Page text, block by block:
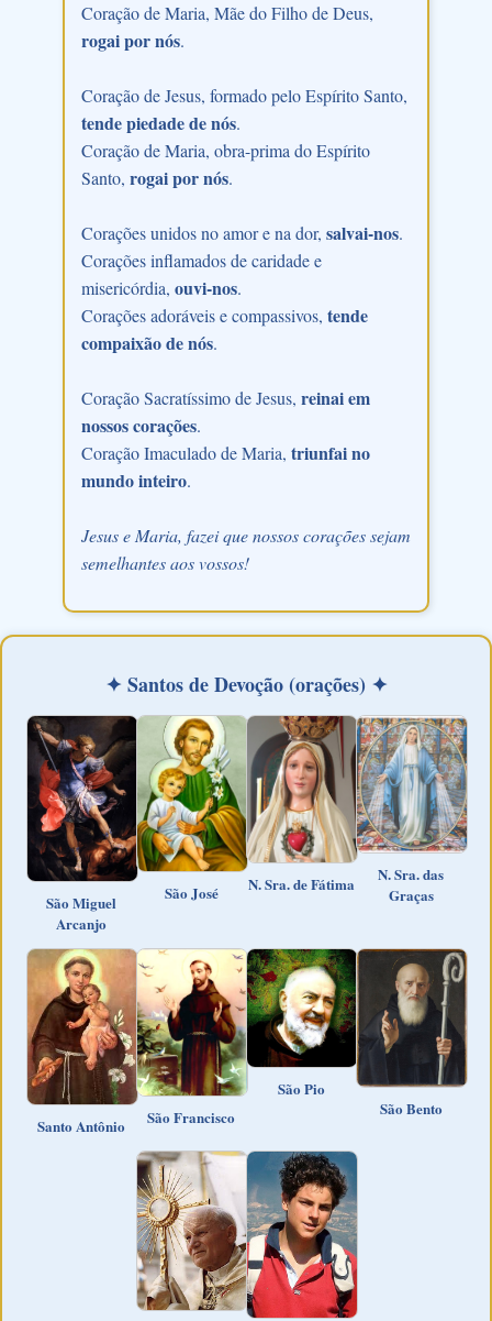
Coração de Maria, Mãe do Filho de Deus,
rogai por nós.
Coração de Jesus, formado pelo Espírito Santo,
tende piedade de nós.
Coração de Maria, obra-prima do Espírito
Santo, rogai por nós.
Corações unidos no amor e na dor, salvai-nos.
Corações inflamados de caridade e
misericórdia, ouvi-nos.
Corações adoráveis e compassivos, tende
compaixão de nós.
Coração Sacratíssimo de Jesus, reinai em
nossos corações.
Coração Imaculado de Maria, triunfai no
mundo inteiro.
Jesus e Maria, fazei que nossos corações sejam
semelhantes aos vossos!
✦ Santos de Devoção (orações) ✦
São Miguel
Arcanjo
São José N. Sra. de Fátima
N. Sra. das
Graças
Santo Antônio São Francisco
São Pio
São Bento